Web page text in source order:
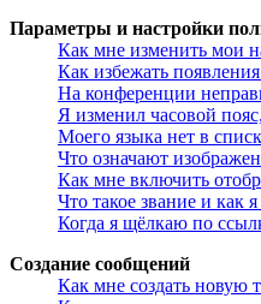
Параметры и настройки
Как мне изменить мои
Как избежать
На конференции
Я изменил часовой
Моего языка нет в
Что означают
Как мне включить
Что такое звание и как
Когда я щёлкаю по
Создание сообщений
Как мне создать новую